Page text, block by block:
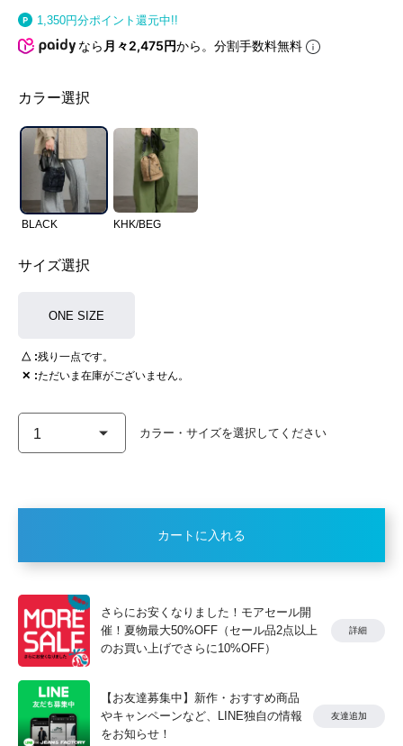
1,350円分ポイント還元中!!
なら 月々2,475円から。分割手数料無料
カラー選択
BLACK KHK/BEG
サイズ選択
ONE SIZE
△ 残り一点です。
✕
ただいま在庫がございません。
カートに入れる
さらにお安くなりました！モアセール開
催！夏物最大50%OFF（セール品2点以上
のお買い上げでさらに10%OFF）
詳細
【お友達募集中】新作・おすすめ商品
やキャンペーンなど、LINE独自の情報
をお知らせ！
友達追加